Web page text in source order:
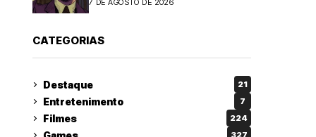
CATEGORIAS
Destaque 21
Entretenimento 7
Filmes 224
327